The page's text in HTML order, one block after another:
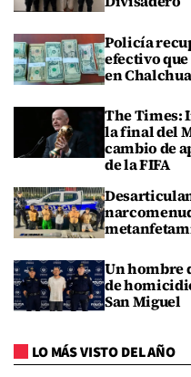
Policía
efectivo
en
The Times:
la final del
cambio de
de la FIFA
Un hombre
de
San Miguel
LO MÁS VISTO DEL AÑO